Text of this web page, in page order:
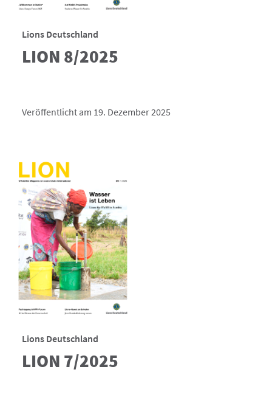
Lions Deutschland
LION 8/2025
Veröffentlicht am 19. Dezember 2025
Lions Deutschland
LION 7/2025